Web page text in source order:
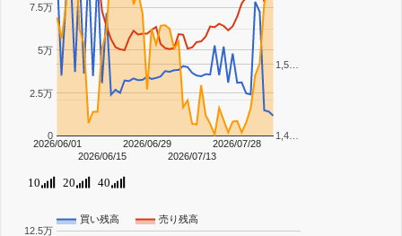
2026/06/01
2026/06/15
2026/06/29
2026/07/13
2026/07/28
0
2.5万
5万
7.5万
1,4…
1,5…
10 20 40
買い残高 売り残高
12.5万